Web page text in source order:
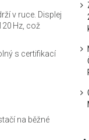
v ruce. Displej
Hz, což
s certifikací
na běžné